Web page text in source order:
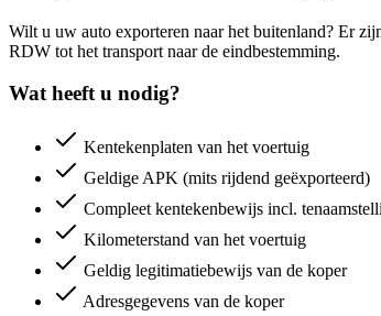
Wilt u uw auto exporteren naar het buitenland? Er
RDW tot het transport naar de eindbestemming.
Wat heeft u nodig?
Kentekenplaten van het voertuig
Geldige APK (mits rijdend geëxporteerd)
Compleet kentekenbewijs incl.
Kilometerstand van het voertuig
Geldig legitimatiebewijs van de koper
Adresgegevens van de koper